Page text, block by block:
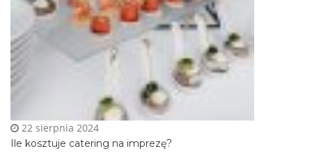
Ile kosztuje catering na imprezę?
22 sierpnia 2024